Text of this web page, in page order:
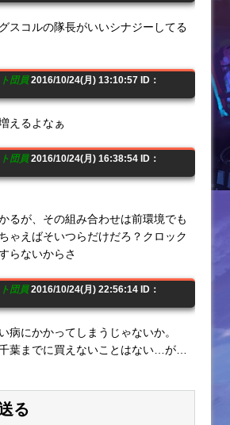
スコルの隊長がいいシナジーしてる
団員2016/10/24(月) 13:10:57 ID：
えるよなぁ
団員2016/10/24(月) 16:38:54 ID：
るが、その組み合わせは前環境でも
ゃえばそいつらだけだろ？クロック
らないからさ
団員2016/10/24(月) 22:56:14 ID：
病にかかってしまうじゃないか。
葉までに買えないことはない…が…
る